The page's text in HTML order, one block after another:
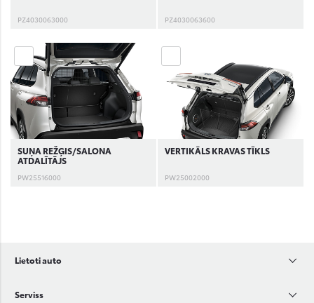
PZ4030063000 PZ4030063600
SUŅA REŽĢIS/SALONA
ATDALĪTĀJS
PW25516000
VERTIKĀLS KRAVAS TĪKLS
PW25002000
Lietoti auto
Serviss